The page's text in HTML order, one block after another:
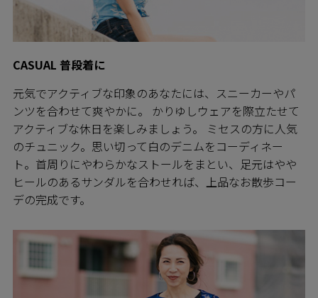
CASUAL 普段着に
元気でアクティブな印象のあなたには、スニーカーやパ
ンツを合わせて爽やかに。 かりゆしウェアを際立たせて
アクティブな休日を楽しみましょう。 ミセスの方に人気
のチュニック。思い切って白のデニムをコーディネー
ト。首周りにやわらかなストールをまとい、足元はやや
ヒールのあるサンダルを合わせれば、上品なお散歩コー
デの完成です。